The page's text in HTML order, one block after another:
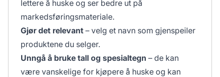
lettere å huske og ser bedre ut på
markedsføringsmateriale.
Gjør det relevant – velg et navn som gjenspeiler
produktene du selger.
Unngå å bruke tall og spesialtegn – de kan
være vanskelige for kjøpere å huske og kan